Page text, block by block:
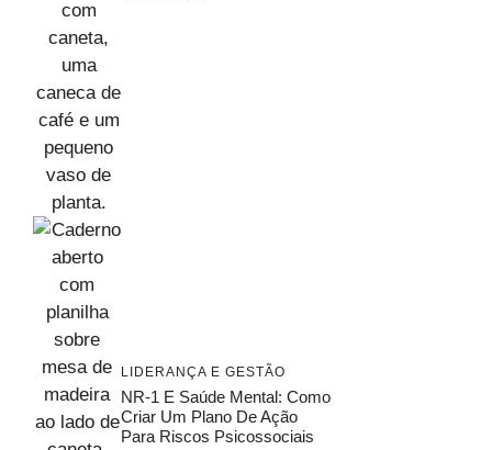
LIDERANÇA E GESTÃO
NR-1 E Saúde Mental: Como
Criar Um Plano De Ação
Para Riscos Psicossociais